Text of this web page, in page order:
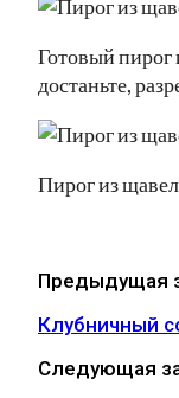
Готовый пирог
достаньте,
Пирог из
Предыдущая
Клубничный
Следующая